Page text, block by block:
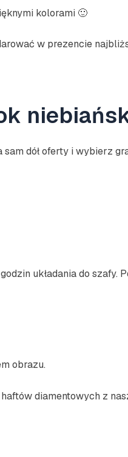
kolorami 🙂
w prezencie
dół oferty i wybierz
układania do szafy.
obrazu.
diamentowych z